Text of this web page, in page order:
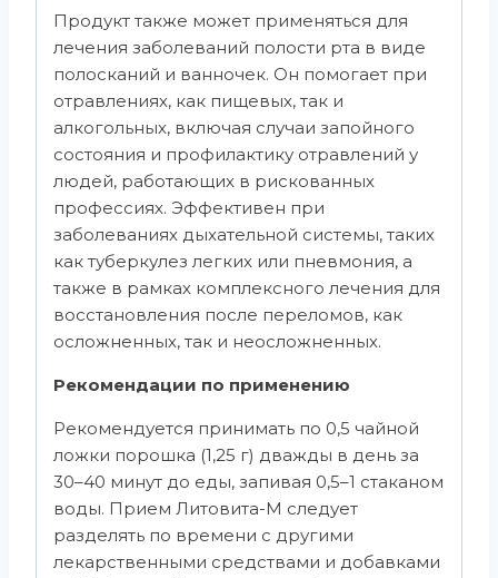
Продукт также может применяться для
лечения заболеваний полости рта в виде
полосканий и ванночек. Он помогает при
отравлениях, как пищевых, так и
алкогольных, включая случаи запойного
состояния и профилактику отравлений у
людей, работающих в рискованных
профессиях. Эффективен при
заболеваниях дыхательной системы, таких
как туберкулез легких или пневмония, а
также в рамках комплексного лечения для
восстановления после переломов, как
осложненных, так и неосложненных.
Рекомендации по применению
Рекомендуется принимать по 0,5 чайной
ложки порошка (1,25 г) дважды в день за
30–40 минут до еды, запивая 0,5–1 стаканом
воды. Прием Литовита-М следует
разделять по времени с другими
лекарственными средствами и добавками